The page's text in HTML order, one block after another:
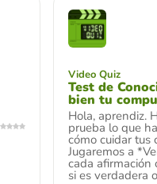
Video Quiz
Test de
bien tu
Hola, aprendiz.
prueba lo que
cómo cuidar tus
Jugaremos a
cada afirmación
si es verdadera